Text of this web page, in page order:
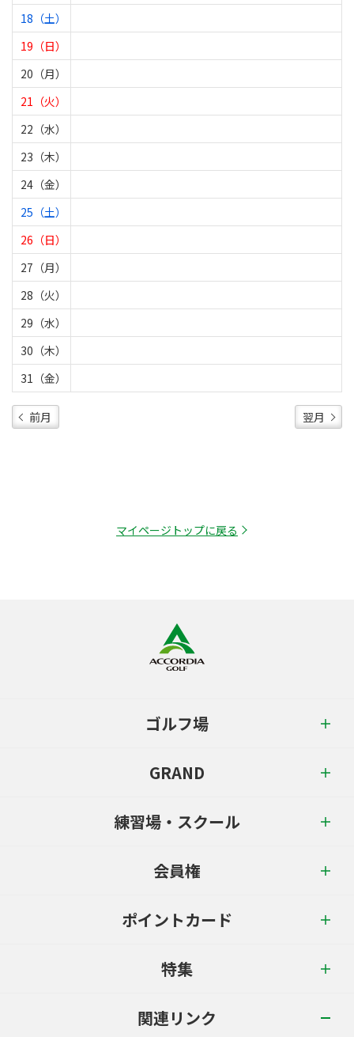
18（土）
19（日）
20（月）
21（火）
22（水）
23（木）
24（金）
25（土）
26（日）
27（月）
28（火）
29（水）
30（木）
31（金）
前月 翌月
マイページトップに戻る
ゴルフ場
GRAND
練習場・スクール
会員権
ポイントカード
特集
関連リンク